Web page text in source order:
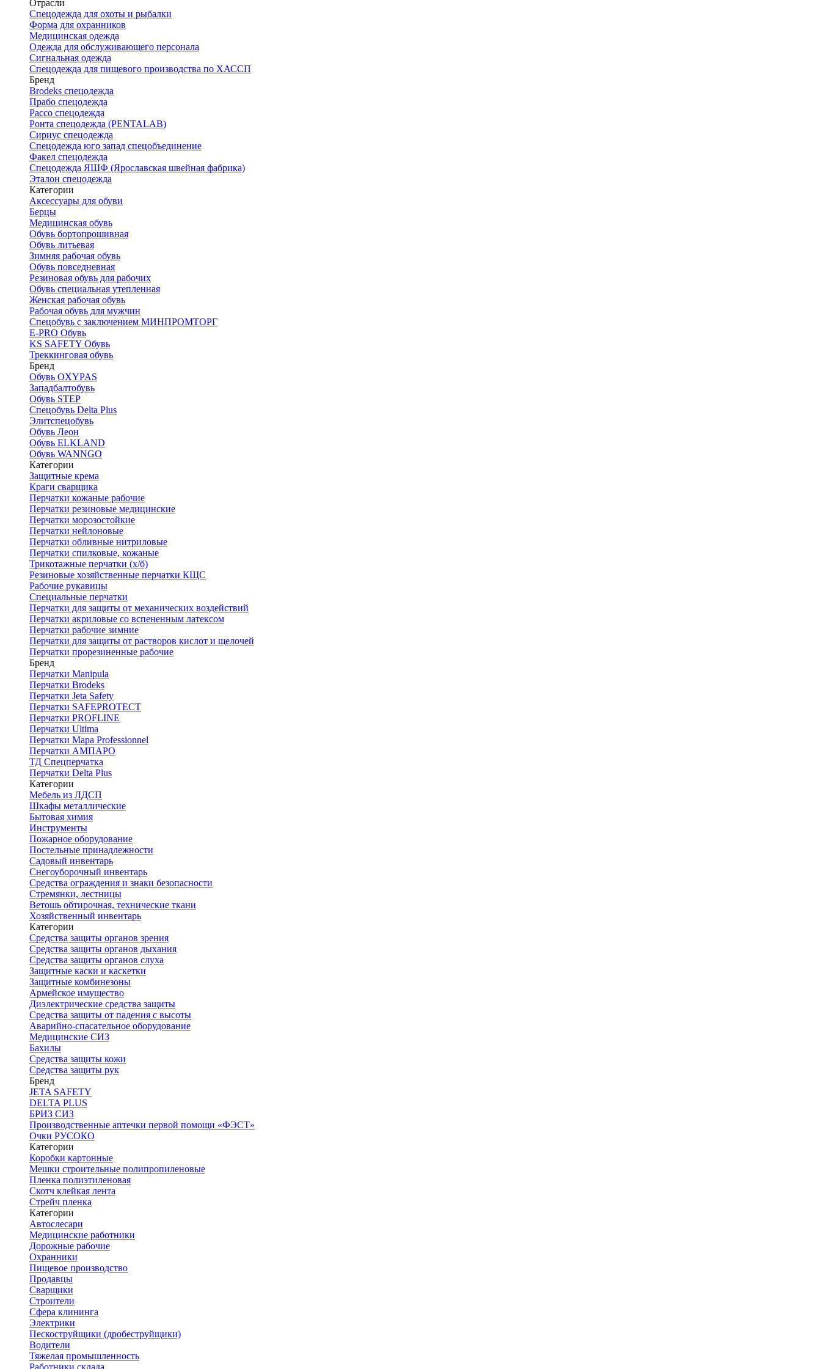
Отрасли
Спецодежда для охоты и рыбалки
Форма для охранников
Медицинская одежда
Одежда для обслуживающего персонала
Сигнальная одежда
Спецодежда для пищевого производства по ХАССП
Бренд
Brodeks спецодежда
Прабо спецодежда
Рассо спецодежда
Ронта спецодежда (PENTALAB)
Сириус спецодежда
Спецодежда юго запад спецобъединение
Факел спецодежда
Спецодежда ЯШФ (Ярославская швейная фабрика)
Эталон спецодежда
Категории
Аксессуары для обуви
Берцы
Медицинская обувь
Обувь бортопрошивная
Обувь литьевая
Зимняя рабочая обувь
Обувь повседневная
Резиновая обувь для рабочих
Обувь специальная утепленная
Женская рабочая обувь
Рабочая обувь для мужчин
Спецобувь с заключением МИНПРОМТОРГ
E-PRO Обувь
KS SAFETY Обувь
Треккинговая обувь
Бренд
Обувь OXYPAS
Западбалтобувь
Обувь STEP
Спецобувь Delta Plus
Элитспецобувь
Обувь Леон
Обувь ELKLAND
Обувь WANNGO
Категории
Защитные крема
Краги сварщика
Перчатки кожаные рабочие
Перчатки резиновые медицинские
Перчатки морозостойкие
Перчатки нейлоновые
Перчатки обливные нитриловые
Перчатки спилковые, кожаные
Трикотажные перчатки (х/б)
Резиновые хозяйственные перчатки КЩС
Рабочие рукавицы
Специальные перчатки
Перчатки для защиты от механических воздействий
Перчатки акриловые со вспененным латексом
Перчатки рабочие зимние
Перчатки для защиты от растворов кислот и щелочей
Перчатки прорезиненные рабочие
Бренд
Перчатки Manipula
Перчатки Brodeks
Перчатки Jeta Safety
Перчатки SAFEPROTECT
Перчатки PROFLINE
Перчатки Ultima
Перчатки Мара Professionnel
Перчатки АМПАРО
ТД Спецперчатка
Перчатки Delta Plus
Категории
Мебель из ЛДСП
Шкафы металлические
Бытовая химия
Инструменты
Пожарное оборудование
Постельные принадлежности
Садовый инвентарь
Снегоуборочный инвентарь
Средства ограждения и знаки безопасности
Стремянки, лестницы
Ветошь обтирочная, технические ткани
Хозяйственный инвентарь
Категории
Средства защиты органов зрения
Средства защиты органов дыхания
Средства защиты органов слуха
Защитные каски и каскетки
Защитные комбинезоны
Армейское имущество
Диэлектрические средства защиты
Средства защиты от падения с высоты
Аварийно-спасательное оборудование
Медицинские СИЗ
Бахилы
Средства защиты кожи
Средства защиты рук
Бренд
JETA SAFETY
DELTA PLUS
БРИЗ СИЗ
Производственные аптечки первой помощи «ФЭСТ»
Очки РУСОКО
Категории
Коробки картонные
Мешки строительные полипропиленовые
Пленка полиэтиленовая
Скотч клейкая лента
Стрейч пленка
Категории
Автослесари
Медицинские работники
Дорожные рабочие
Охранники
Пищевое производство
Продавцы
Сварщики
Строители
Сфера клининга
Электрики
Пескоструйщики (дробеструйщики)
Водители
Тяжелая промышленность
Работники склада